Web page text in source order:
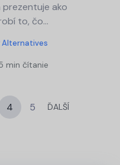
prezentuje ako
to, čo...
Alternatives
min čítanie
4 5 ĎALŠÍ